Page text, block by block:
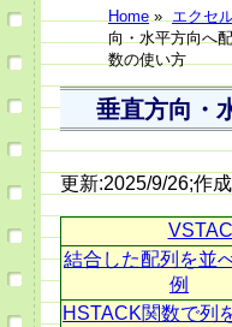
Home» エクセ
向・水平方向へ
数の使い方
垂直方向・
更新:2025/9/26;作
結合した配列を並
例
HSTACK関数で列